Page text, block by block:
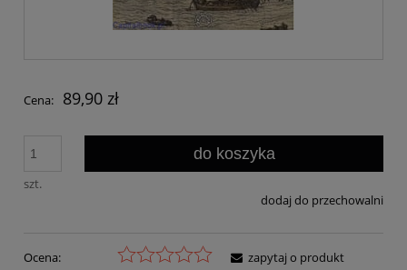
Cena: 89,90 zł
szt.
do koszyka
dodaj do przechowalni
Ocena:
zapytaj o produkt